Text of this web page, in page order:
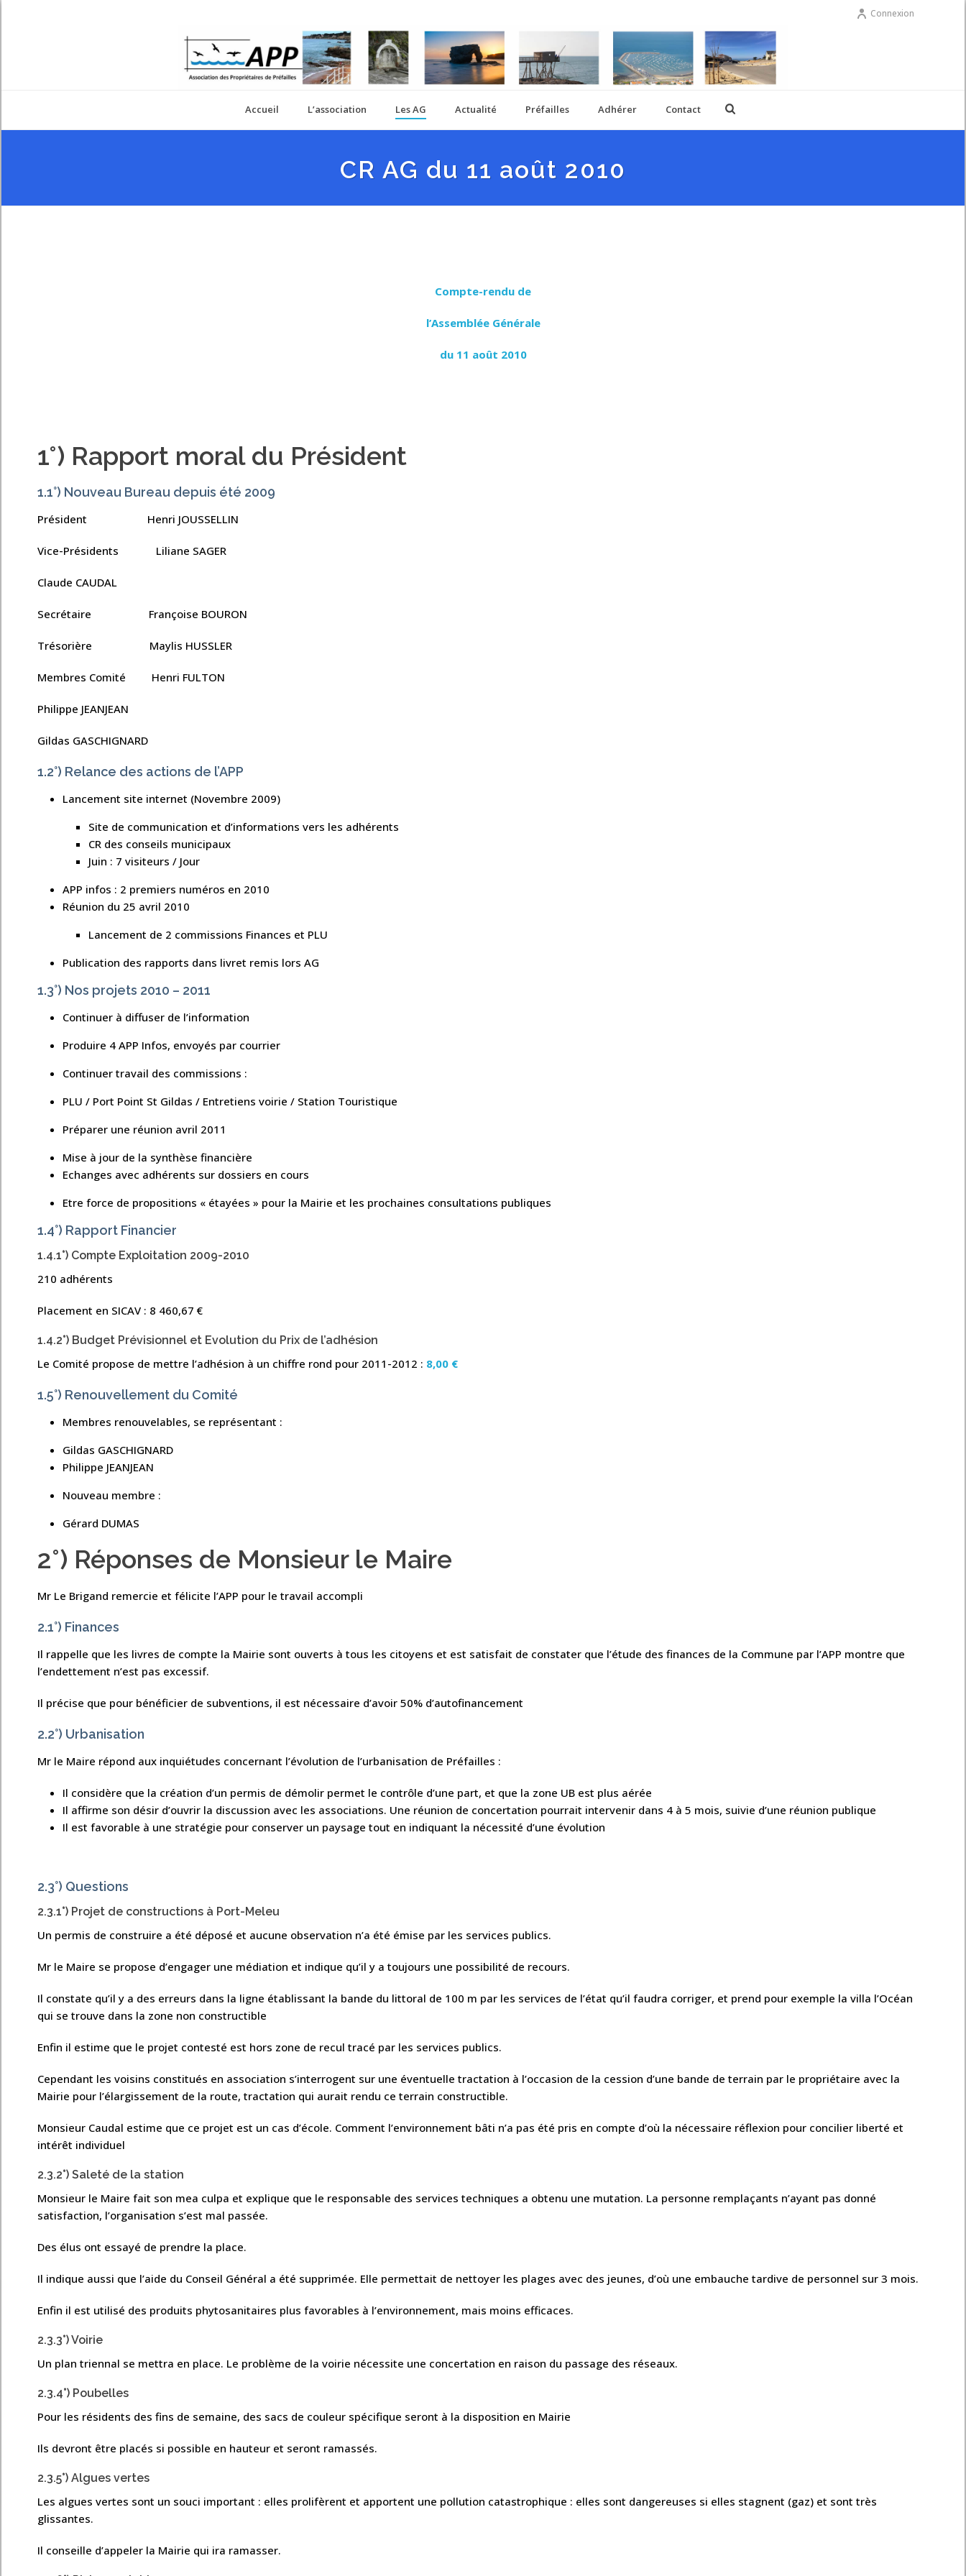
Connexion
Accueil L’association Les AG Actualité Préfailles Adhérer Contact
CR AG du 11 août 2010
Compte-rendu de
l’Assemblée Générale
du 11 août 2010
1°) Rapport moral du Président
1.1°) Nouveau Bureau depuis été 2009
Président Henri JOUSSELLIN
Vice-Présidents Liliane SAGER
Claude CAUDAL
Secrétaire Françoise BOURON
Trésorière Maylis HUSSLER
Membres Comité Henri FULTON
Philippe JEANJEAN
Gildas GASCHIGNARD
1.2°) Relance des actions de l’APP
Lancement site internet (Novembre 2009)
Site de communication et d’informations vers les adhérents
CR des conseils municipaux
Juin : 7 visiteurs / Jour
APP infos : 2 premiers numéros en 2010
Réunion du 25 avril 2010
Lancement de 2 commissions Finances et PLU
Publication des rapports dans livret remis lors AG
1.3°) Nos projets 2010 – 2011
Continuer à diffuser de l’information
Produire 4 APP Infos, envoyés par courrier
Continuer travail des commissions :
PLU / Port Point St Gildas / Entretiens voirie / Station Touristique
Préparer une réunion avril 2011
Mise à jour de la synthèse financière
Echanges avec adhérents sur dossiers en cours
Etre force de propositions « étayées » pour la Mairie et les prochaines consultations publiques
1.4°) Rapport Financier
1.4.1°) Compte Exploitation 2009-2010
210 adhérents
Placement en SICAV : 8 460,67 €
1.4.2°) Budget Prévisionnel et Evolution du Prix de l’adhésion
Le Comité propose de mettre l’adhésion à un chiffre rond pour 2011-2012 : 8,00 €
1.5°) Renouvellement du Comité
Membres renouvelables, se représentant :
Gildas GASCHIGNARD
Philippe JEANJEAN
Nouveau membre :
Gérard DUMAS
2°) Réponses de Monsieur le Maire
Mr Le Brigand remercie et félicite l’APP pour le travail accompli
2.1°) Finances
Il rappelle que les livres de compte la Mairie sont ouverts à tous les citoyens et est satisfait de constater que l’étude des finances de la Commune par l’APP montre que
l’endettement n’est pas excessif.
Il précise que pour bénéficier de subventions, il est nécessaire d’avoir 50% d’autofinancement
2.2°) Urbanisation
Mr le Maire répond aux inquiétudes concernant l’évolution de l’urbanisation de Préfailles :
Il considère que la création d’un permis de démolir permet le contrôle d’une part, et que la zone UB est plus aérée
Il affirme son désir d’ouvrir la discussion avec les associations. Une réunion de concertation pourrait intervenir dans 4 à 5 mois, suivie d’une réunion publique
Il est favorable à une stratégie pour conserver un paysage tout en indiquant la nécessité d’une évolution
2.3°) Questions
2.3.1°) Projet de constructions à Port-Meleu
Un permis de construire a été déposé et aucune observation n’a été émise par les services publics.
Mr le Maire se propose d’engager une médiation et indique qu’il y a toujours une possibilité de recours.
Il constate qu’il y a des erreurs dans la ligne établissant la bande du littoral de 100 m par les services de l’état qu’il faudra corriger, et prend pour exemple la villa l’Océan
qui se trouve dans la zone non constructible
Enfin il estime que le projet contesté est hors zone de recul tracé par les services publics.
Cependant les voisins constitués en association s’interrogent sur une éventuelle tractation à l’occasion de la cession d’une bande de terrain par le propriétaire avec la
Mairie pour l’élargissement de la route, tractation qui aurait rendu ce terrain constructible.
Monsieur Caudal estime que ce projet est un cas d’école. Comment l’environnement bâti n’a pas été pris en compte d’où la nécessaire réflexion pour concilier liberté et
intérêt individuel
2.3.2°) Saleté de la station
Monsieur le Maire fait son mea culpa et explique que le responsable des services techniques a obtenu une mutation. La personne remplaçants n’ayant pas donné
satisfaction, l’organisation s’est mal passée.
Des élus ont essayé de prendre la place.
Il indique aussi que l’aide du Conseil Général a été supprimée. Elle permettait de nettoyer les plages avec des jeunes, d’où une embauche tardive de personnel sur 3 mois.
Enfin il est utilisé des produits phytosanitaires plus favorables à l’environnement, mais moins efficaces.
2.3.3°) Voirie
Un plan triennal se mettra en place. Le problème de la voirie nécessite une concertation en raison du passage des réseaux.
2.3.4°) Poubelles
Pour les résidents des fins de semaine, des sacs de couleur spécifique seront à la disposition en Mairie
Ils devront être placés si possible en hauteur et seront ramassés.
2.3.5°) Algues vertes
Les algues vertes sont un souci important : elles prolifèrent et apportent une pollution catastrophique : elles sont dangereuses si elles stagnent (gaz) et sont très
glissantes.
Il conseille d’appeler la Mairie qui ira ramasser.